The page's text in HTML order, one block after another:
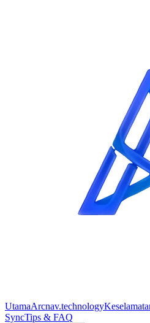
UtamaArcnav.technology
SyncTips & FAQ